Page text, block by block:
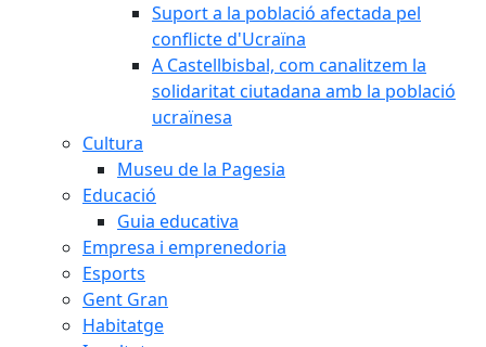
Suport a la població afectada pel
conflicte d'Ucraïna
A Castellbisbal, com canalitzem la
solidaritat ciutadana amb la població
ucraïnesa
Cultura
Museu de la Pagesia
Educació
Guia educativa
Empresa i emprenedoria
Esports
Gent Gran
Habitatge